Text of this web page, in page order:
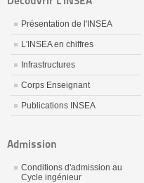
Présentation de l'INSEA
L'INSEA en chiffres
Infrastructures
Corps Enseignant
Publications INSEA
Admission
Conditions d'admission au
Cycle ingénieur